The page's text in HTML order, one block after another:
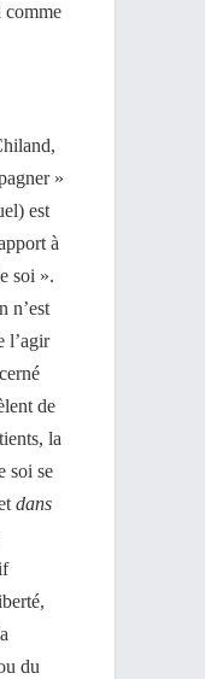
comme
»
est
à
soi ».
n’est
l’agir
de
la
soi se
dans
du